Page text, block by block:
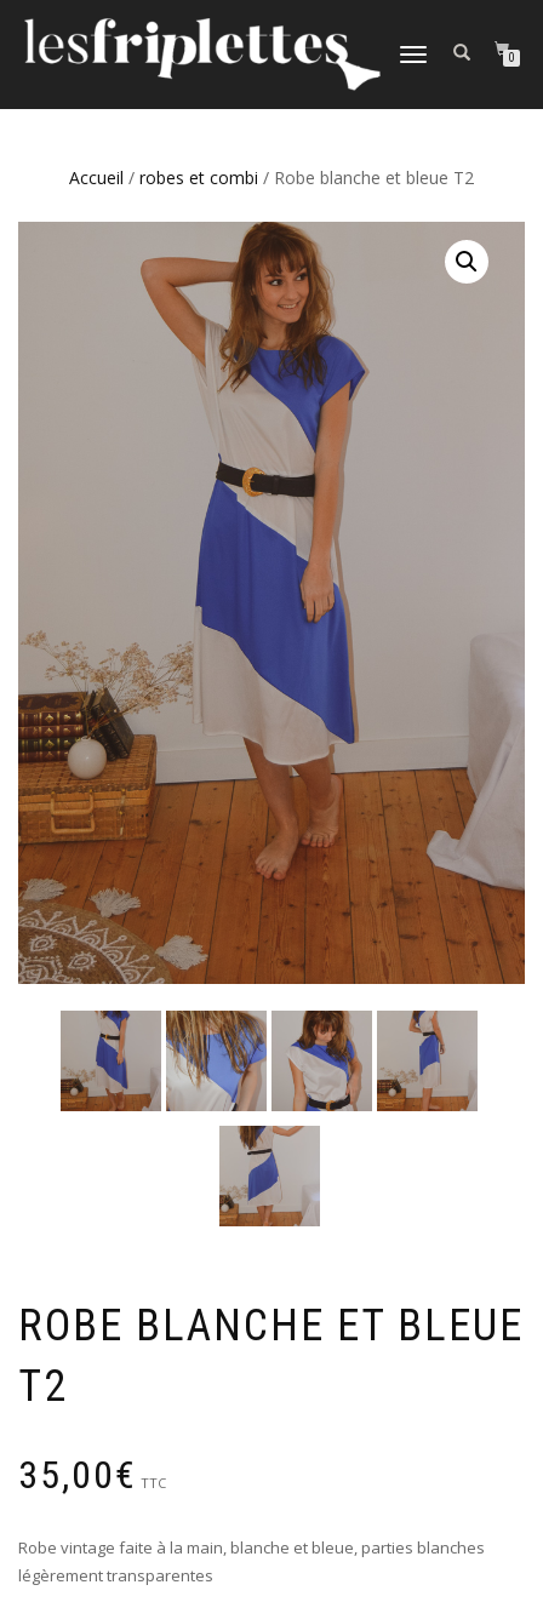
DÉPLIER
0
Accueil / robes et combi / Robe blanche et bleue T2
ROBE BLANCHE ET BLEUE
T2
35,00€ TTC
Robe vintage faite à la main, blanche et bleue, parties blanches
légèrement transparentes